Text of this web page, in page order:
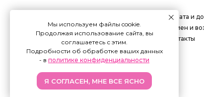
Мы используем файлы cookie.
Продолжая использование сайта, вы
соглашаетесь с этим.
Подробности об обработке ваших данных
- в политике конфиденциальности
Я СОГЛАСЕН, МНЕ ВСЕ ЯСНО
Оплата и
Обмен и
Контакты